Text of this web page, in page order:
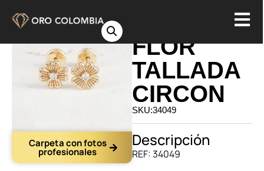
Carpeta con fotos
profesionales
FLOR
TALLADA
CIRCON
SKU:34049
Descripción
REF: 34049